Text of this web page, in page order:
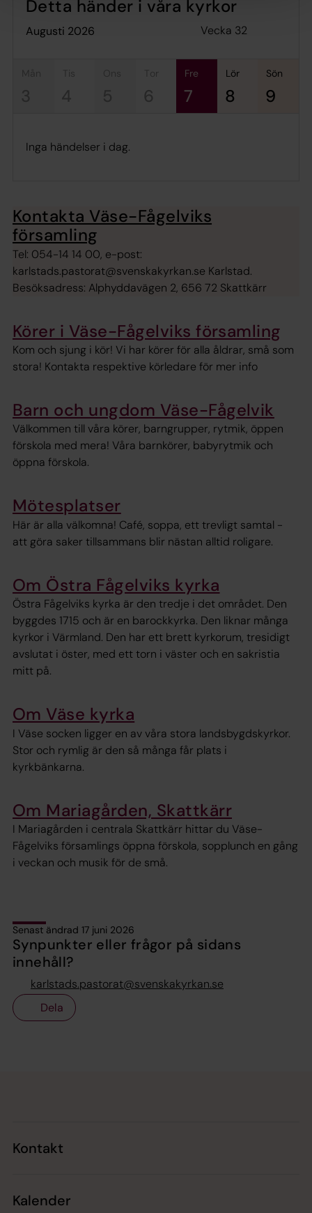
Detta händer i våra kyrkor
augusti 2026 Vecka 32
tis
4
tor
6
fre
7
lör
8
sön
9
Inga händelser i dag.
Kontakta Väse-Fågelviks
församling
Tel: 054-14 14 00, e-post:
karlstads.pastorat@svenskakyrkan.se Karlstad.
Besöksadress: Alphyddavägen 2, 656 72 Skattkärr
Körer i Väse-Fågelviks församling
Kom och sjung i kör! Vi har körer för alla åldrar, små som
stora! Kontakta respektive körledare för mer info
Barn och ungdom Väse-Fågelvik
Välkommen till våra körer, barngrupper, rytmik, öppen
förskola med mera! Våra barnkörer, babyrytmik och
öppna förskola.
Mötesplatser
Här är alla välkomna! Café, soppa, ett trevligt samtal -
att göra saker tillsammans blir nästan alltid roligare.
Om Östra Fågelviks kyrka
Östra Fågelviks kyrka är den tredje i det området. Den
byggdes 1715 och är en barockkyrka. Den liknar många
kyrkor i Värmland. Den har ett brett kyrkorum, tresidigt
avslutat i öster, med ett torn i väster och en sakristia
mitt på.
Om Väse kyrka
I Väse socken ligger en av våra stora landsbygdskyrkor.
Stor och rymlig är den så många får plats i
kyrkbänkarna.
Om Mariagården, Skattkärr
I Mariagården i centrala Skattkärr hittar du Väse-
Fågelviks församlings öppna förskola, sopplunch en gång
i veckan och musik för de små.
Senast ändrad 17 juni 2026
Synpunkter eller frågor på sidans
innehåll?
karlstads.pastorat@svenskakyrkan.se
Dela
Kontakt
Kalender